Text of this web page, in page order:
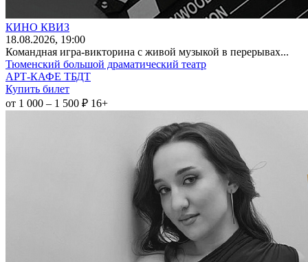
КИНО КВИЗ
18.08.2026, 19:00
Командная игра-викторина с живой музыкой в перерывах...
Тюменский большой драматический театр
АРТ-КАФЕ ТБДТ
Купить билет
от 1 000 – 1 500 ₽ 16+